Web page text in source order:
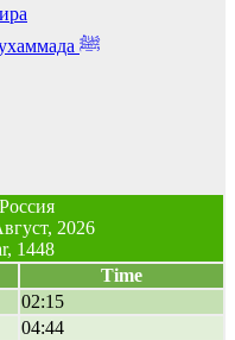
Сподвижники Пророка Мухаммада ﷺ
2026
1448
Time
02:15
04:44